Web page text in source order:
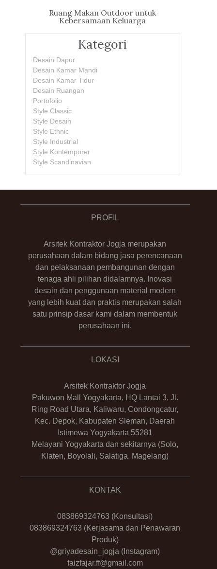
Ruang Makan Outdoor untuk
Kebersamaan Keluarga
Kategori
Desain Dapur
Desain Kamar Mandi
Desain Kamar Tidur
Desain Ruangan
Portofolio
Style Classic
Style Desain
Style Ethnic
Style Industrial
Style Kontemporer
Style Scandinavian
PROFIL
Arsitek Kontraktor Jogja merupakan
perusahaan dalam bidang jasa perencanaan
dan pelaksanaan pembangunan dengan
tenaga ahli pilihan didalamnya. Inovasi
desain dan penggunaan material modern
yang lebih kuat dan praktis merupakan salah
satu prinsip dasar kami dalam membentuk
perusahaan ini.
LOKASI
Arsitek Kontraktor Jogja
Pakuwon Mall Yogyakarta, HQ Lantai 3, Jl.
Ring Road Utara, Kaliwaru, Condongcatur,
Kec. Depok, Kabupaten Sleman, Daerah
Istimewa Yogyakarta 55281
Melayani Yogyakarta dan sekitarnya (Solo,
Klaten, Boyolali, Salatiga, Magelang)
KONTAK
083869324763 (Konsultasi)
083869324763 (Kerjasama dan Penawaran
Produk)
@griyadesain_jogja (Instagram)
faizfajar.ff@gmail.com